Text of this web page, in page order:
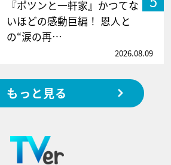
『ポツンと一軒家』かつてな
いほどの感動巨編！ 恩人と
の“涙の再…
2026.08.09
もっと見る